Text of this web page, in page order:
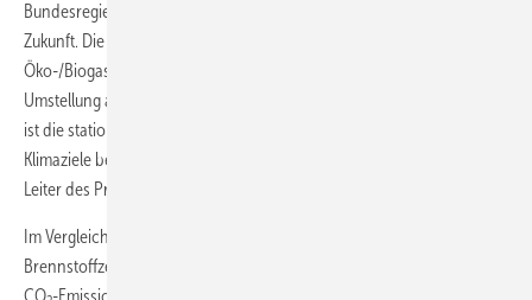
Bundesregierung wird Wasserstoff ein wichtiger Energieträger der
Zukunft. Die SOFC-Brennstoffzelle kann flexibel mit Wasserstoff,
Öko-/Biogas oder Erdgas betrieben werden: „Durch die schrittweise
Umstellung auf Wasserstoff als Energieträger in den nächsten Jahren
ist die stationäre Brennstoffzelle mit Blick auf die Erreichung der
Klimaziele besonders zukunftssicher“, erklärt Dr. Wilfried Kölscheid,
Leiter des Projekts Solid Oxide Fuel Cell bei Bosch.
Im Vergleich zum aktuellen Strom-Mix in Deutschland spart ein SOFC-
Brennstoffzellensystem selbst beim Betrieb mit Erdgas bis zu 40 % an
CO -Emissionen. Wird die Brennstoffzelle mit Wasserstoff oder